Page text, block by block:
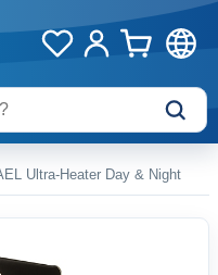
Ultra-Heater Day & Night